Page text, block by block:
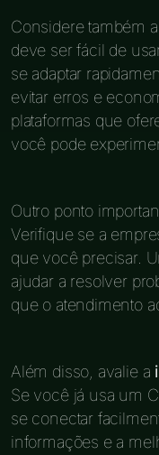
Considere também a
deve ser fácil de
se adaptar
evitar erros e
plataformas que
você pode
Outro ponto
Verifique se a
que você precisar.
ajudar a resolver
que o atendimento
Além disso, avalie a
Se você já usa um
se conectar
informações e a